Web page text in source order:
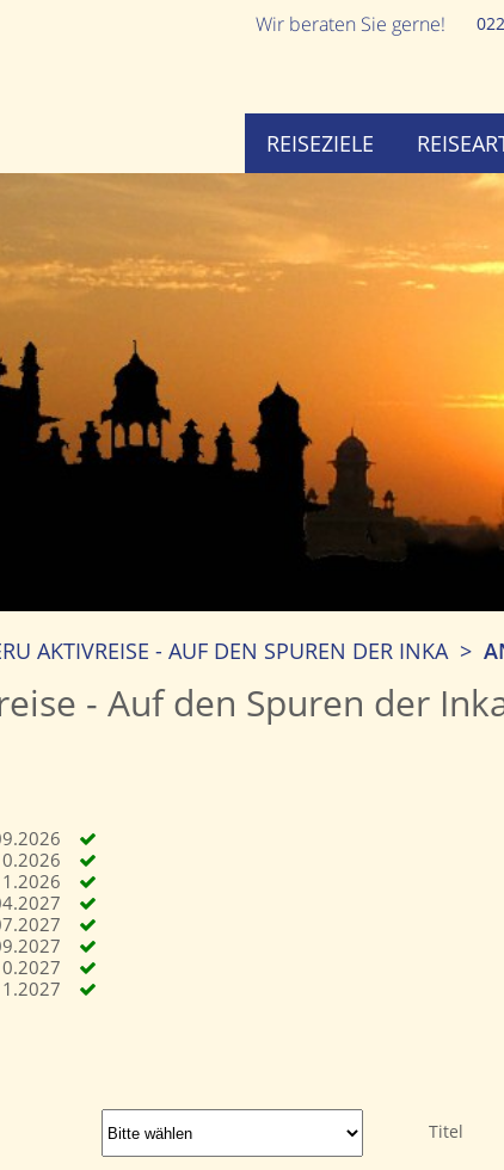
Wir beraten Sie gerne!
REISEZIELE
AKTIVREISE - AUF DEN SPUREN DER INKA >
- Auf den Spuren der
Titel